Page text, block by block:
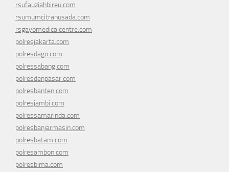
rsufauziahbireu.com
rsumumcitrahusada.com
rsgayomedicalcentre.com
polresjakarta.com
polresdago.com
polressabang.com
polresdenpasar.com
polresbanten.com
polresjambi.com
polressamarinda.com
polresbanjarmasin.com
polresbatam.com
polresambon.com
polresbima.com